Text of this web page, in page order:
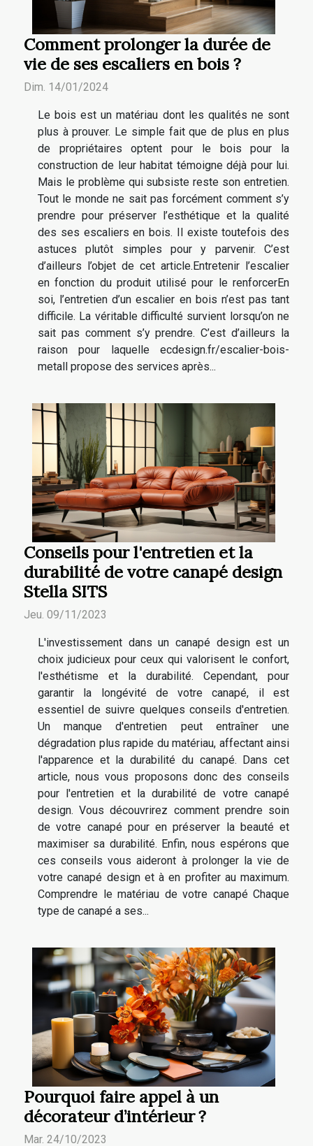
Comment prolonger la durée de
vie de ses escaliers en bois ?
Dim. 14/01/2024
Le bois est un matériau dont les qualités ne sont
plus à prouver. Le simple fait que de plus en plus
de propriétaires optent pour le bois pour la
construction de leur habitat témoigne déjà pour lui.
Mais le problème qui subsiste reste son entretien.
Tout le monde ne sait pas forcément comment s’y
prendre pour préserver l’esthétique et la qualité
des ses escaliers en bois. Il existe toutefois des
astuces plutôt simples pour y parvenir. C’est
d’ailleurs l’objet de cet article.Entretenir l’escalier
en fonction du produit utilisé pour le renforcerEn
soi, l’entretien d’un escalier en bois n’est pas tant
difficile. La véritable difficulté survient lorsqu’on ne
sait pas comment s’y prendre. C’est d’ailleurs la
raison pour laquelle ecdesign.fr/escalier-bois-
metall propose des services après...
Conseils pour l'entretien et la
durabilité de votre canapé design
Stella SITS
Jeu. 09/11/2023
L'investissement dans un canapé design est un
choix judicieux pour ceux qui valorisent le confort,
l'esthétisme et la durabilité. Cependant, pour
garantir la longévité de votre canapé, il est
essentiel de suivre quelques conseils d'entretien.
Un manque d'entretien peut entraîner une
dégradation plus rapide du matériau, affectant ainsi
l'apparence et la durabilité du canapé. Dans cet
article, nous vous proposons donc des conseils
pour l'entretien et la durabilité de votre canapé
design. Vous découvrirez comment prendre soin
de votre canapé pour en préserver la beauté et
maximiser sa durabilité. Enfin, nous espérons que
ces conseils vous aideront à prolonger la vie de
votre canapé design et à en profiter au maximum.
Comprendre le matériau de votre canapé Chaque
type de canapé a ses...
Pourquoi faire appel à un
décorateur d’intérieur ?
Mar. 24/10/2023